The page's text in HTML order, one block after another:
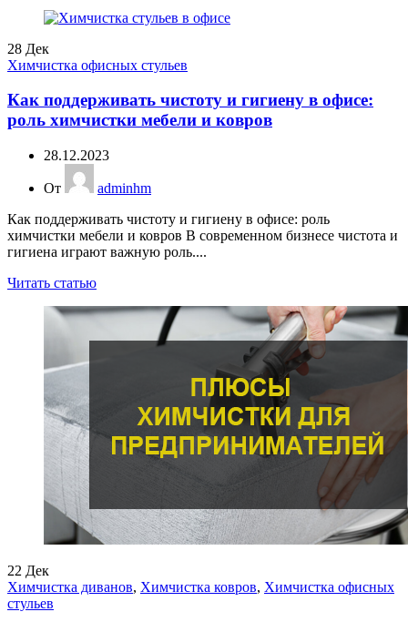
28 Дек
Химчистка офисных стульев
Как поддерживать чистоту и гигиену в офисе:
роль химчистки мебели и ковров
28.12.2023
От
adminhm
Как поддерживать чистоту и гигиену в офисе: роль
химчистки мебели и ковров В современном бизнесе чистота и
гигиена играют важную роль....
Читать статью
22 Дек
Химчистка диванов, Химчистка ковров, Химчистка офисных
стульев